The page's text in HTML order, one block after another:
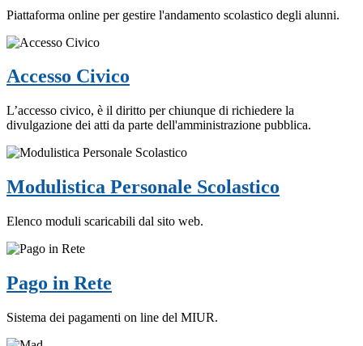
Piattaforma online per gestire l'andamento scolastico degli alunni.
Accesso Civico
L’accesso civico, è il diritto per chiunque di richiedere la
divulgazione dei atti da parte dell'amministrazione pubblica.
Modulistica Personale Scolastico
Elenco moduli scaricabili dal sito web.
Pago in Rete
Sistema dei pagamenti on line del MIUR.